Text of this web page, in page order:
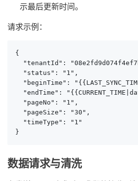
示最后更新时间。
请求示例：
{
"tenantId":
  "status": "1",
"beginTime":
"endTime":
  "pageNo": "1",
  "pageSize": "30",
  "timeType": "1"
}
数据请求与清洗